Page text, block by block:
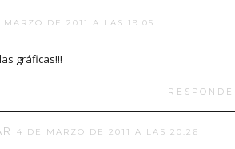
MARZO DE 2011 A LAS 19:05
gráficas!!!
4 DE MARZO DE 2011 A LAS 20:26